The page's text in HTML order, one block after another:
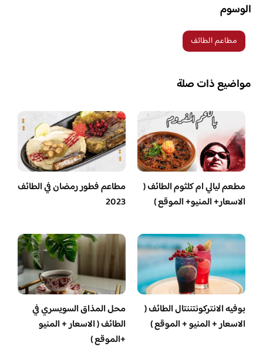
الوسوم
مطاعم الطائف
مواضيع ذات صلة
مطعم ليالي ام كلثوم الطائف (
الاسعار+ المنيو+ الموقع )
مطاعم فطور رمضان في الطائف
2023
بوفيه الانتركونتننتال الطائف (
الاسعار + المنيو + الموقع )
محل المذاق السويسري في
الطائف ( الاسعار + المنيو
+الموقع )